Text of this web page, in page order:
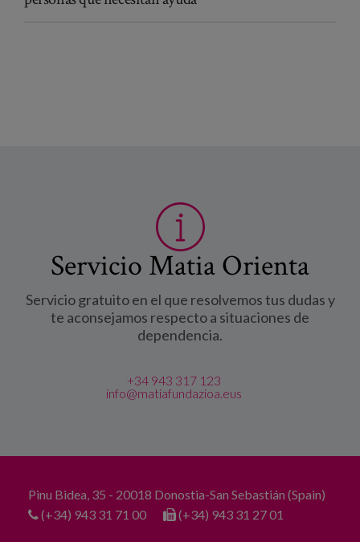
Servicio Matia Orienta
Servicio gratuito en el que resolvemos tus dudas y
te aconsejamos respecto a situaciones de
dependencia.
+34 943 317 123
info@matiafundazioa.eus
Pinu Bidea, 35 - 20018 Donostia-San Sebastián (Spain)
(+34) 943 31 71 00
(+34) 943 31 27 01